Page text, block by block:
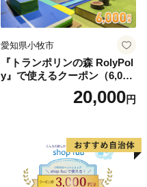
愛知県小牧市
『トランポリンの森 RolyPol
y』で使えるクーポン（6,000
20,000円